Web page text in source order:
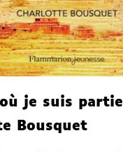
je suis partie
Bousquet